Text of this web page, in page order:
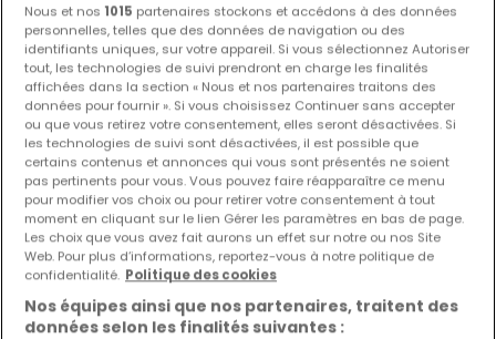
Nous et nos 1015 partenaires stockons et accédons à des données
personnelles, telles que des données de navigation ou des
identifiants uniques, sur votre appareil. Si vous sélectionnez Autoriser
tout, les technologies de suivi prendront en charge les finalités
affichées dans la section « Nous et nos partenaires traitons des
données pour fournir ». Si vous choisissez Continuer sans accepter
ou que vous retirez votre consentement, elles seront désactivées. Si
les technologies de suivi sont désactivées, il est possible que
certains contenus et annonces qui vous sont présentés ne soient
pas pertinents pour vous. Vous pouvez faire réapparaître ce menu
pour modifier vos choix ou pour retirer votre consentement à tout
moment en cliquant sur le lien Gérer les paramètres en bas de page.
Les choix que vous avez fait aurons un effet sur notre ou nos Site
Web. Pour plus d’informations, reportez-vous à notre politique de
confidentialité. Politique des cookies
Nos équipes ainsi que nos partenaires, traitent des
données selon les finalités suivantes :